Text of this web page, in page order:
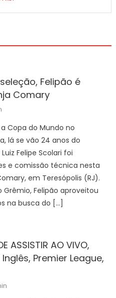
Felipão é
Comary
Copa do Mundo no
lá se vão 24 anos do
Felipe Scolari foi
e comissão técnica nesta
em Teresópolis (RJ).
Felipão aproveitou
na busca do […]
ASSISTIR AO VIVO,
Inglês, Premier League,